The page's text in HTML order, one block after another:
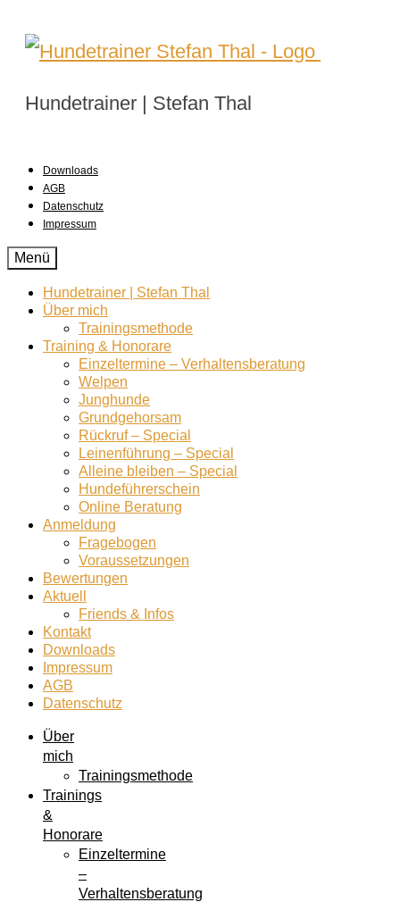
Hundetrainer | Stefan Thal
Downloads
AGB
Datenschutz
Impressum
Menü
Hundetrainer | Stefan Thal
Über mich
Trainingsmethode
Training & Honorare
Einzeltermine – Verhaltensberatung
Welpen
Junghunde
Grundgehorsam
Rückruf – Special
Leinenführung – Special
Alleine bleiben – Special
Hundeführerschein
Online Beratung
Anmeldung
Fragebogen
Voraussetzungen
Bewertungen
Aktuell
Friends & Infos
Kontakt
Downloads
Impressum
AGB
Datenschutz
Über
mich
Trainingsmethode
Trainings
&
Honorare
Einzeltermine
–
Verhaltensberatung